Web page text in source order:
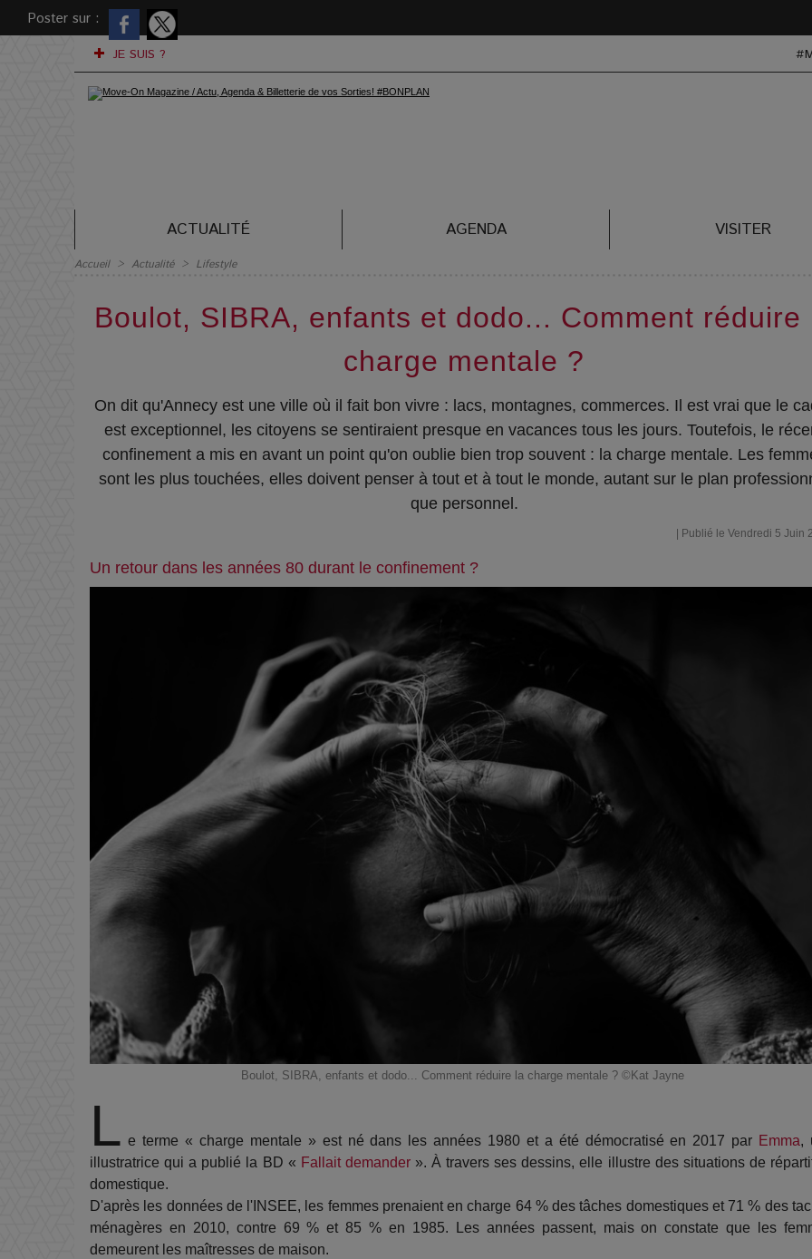
Poster sur :
JE SUIS ?
ACTUALITÉ AGENDA VISITER
Accueil > Actualité > Lifestyle
Boulot, SIBRA, enfants et dodo... Comment réduire
charge mentale ?
On dit qu'Annecy est une ville où il fait bon vivre : lacs, montagnes, commerces. Il est vrai que le
est exceptionnel, les citoyens se sentiraient presque en vacances tous les jours. Toutefois, le
confinement a mis en avant un point qu'on oublie bien trop souvent : la charge mentale. Les
sont les plus touchées, elles doivent penser à tout et à tout le monde, autant sur le plan
que personnel.
| Publié le Vendredi 5 Juin
Un retour dans les années 80 durant le confinement ?
Boulot, SIBRA, enfants et dodo... Comment réduire la charge mentale ? ©Kat Jayne
L e terme « charge mentale » est né dans les années 1980 et a été démocratisé en 2017 par Emma,
illustratrice qui a publié la BD « Fallait demander». À travers ses dessins, elle illustre des situations de
domestique.
D'après les données de l'INSEE, les femmes prenaient en charge 64 % des tâches domestiques et 71 % des
ménagères en 2010, contre 69 % et 85 % en 1985. Les années passent, mais on constate que les
demeurent les maîtresses de maison.